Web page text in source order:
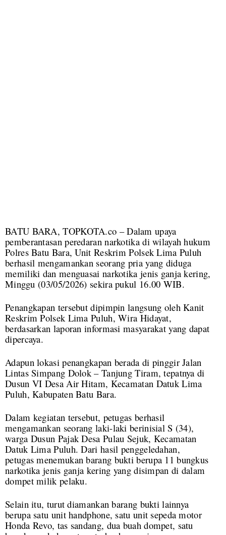
BATU BARA, TOPKOTA.co – Dalam upaya
pemberantasan peredaran narkotika di wilayah hukum
Polres Batu Bara, Unit Reskrim Polsek Lima Puluh
berhasil mengamankan seorang pria yang diduga
memiliki dan menguasai narkotika jenis ganja kering,
Minggu (03/05/2026) sekira pukul 16.00 WIB.
Penangkapan tersebut dipimpin langsung oleh Kanit
Reskrim Polsek Lima Puluh, Wira Hidayat,
berdasarkan laporan informasi masyarakat yang dapat
dipercaya.
Adapun lokasi penangkapan berada di pinggir Jalan
Lintas Simpang Dolok – Tanjung Tiram, tepatnya di
Dusun VI Desa Air Hitam, Kecamatan Datuk Lima
Puluh, Kabupaten Batu Bara.
Dalam kegiatan tersebut, petugas berhasil
mengamankan seorang laki-laki berinisial S (34),
warga Dusun Pajak Desa Pulau Sejuk, Kecamatan
Datuk Lima Puluh. Dari hasil penggeledahan,
petugas menemukan barang bukti berupa 11 bungkus
narkotika jenis ganja kering yang disimpan di dalam
dompet milik pelaku.
Selain itu, turut diamankan barang bukti lainnya
berupa satu unit handphone, satu unit sepeda motor
Honda Revo, tas sandang, dua buah dompet, satu